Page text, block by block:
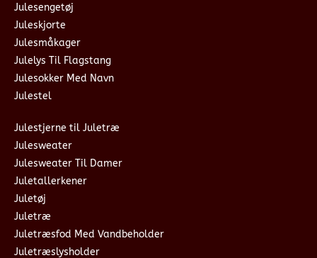
Julesengetøj
Juleskjorte
Julesmåkager
Julelys Til Flagstang
Julesokker Med Navn
Julestel
Julestjerne til Juletræ
Julesweater
Julesweater Til Damer
Juletallerkener
Juletøj
Juletræ
Juletræsfod Med Vandbeholder
Juletræslysholder